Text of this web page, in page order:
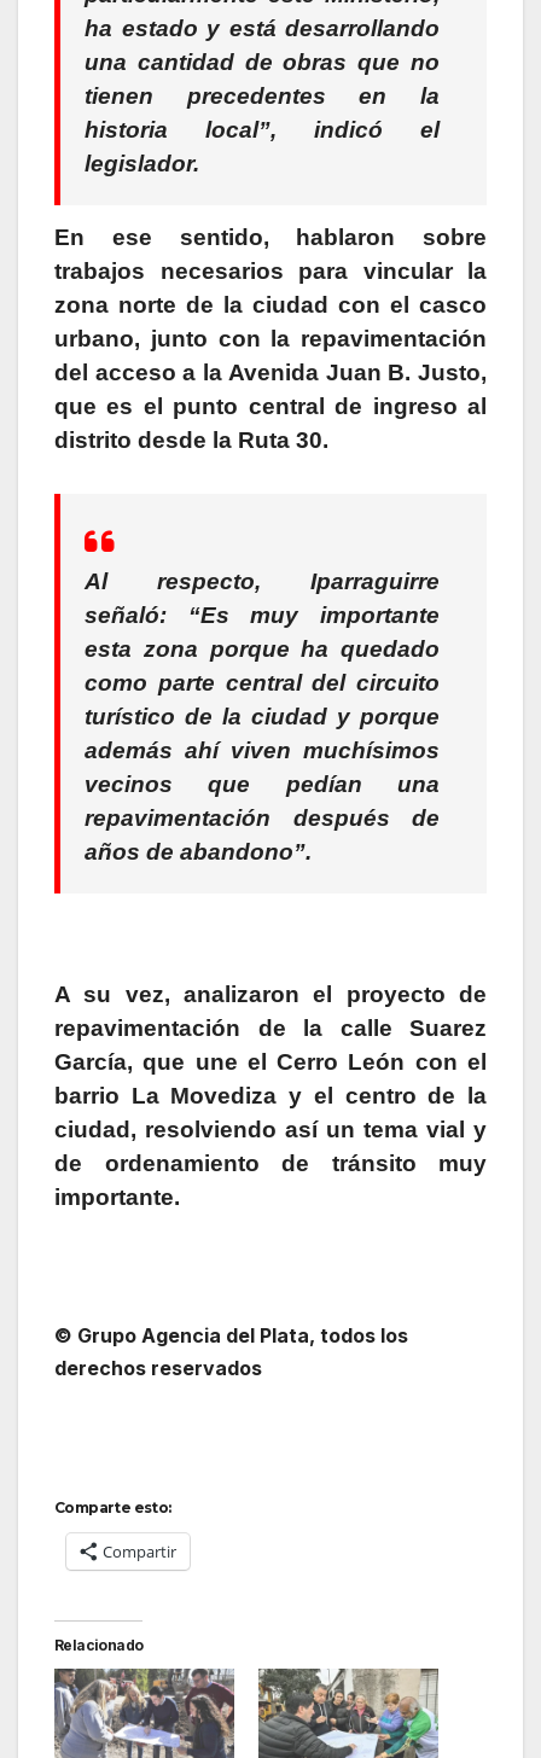
ha estado y está desarrollando
una cantidad de obras que no
tienen precedentes en la
historia local”, indicó el
legislador.
En ese sentido, hablaron sobre
trabajos necesarios para vincular la
zona norte de la ciudad con el casco
urbano, junto con la repavimentación
del acceso a la Avenida Juan B. Justo,
que es el punto central de ingreso al
distrito desde la Ruta 30.
Al respecto, Iparraguirre
señaló: “Es muy importante
esta zona porque ha quedado
como parte central del circuito
turístico de la ciudad y porque
además ahí viven muchísimos
vecinos que pedían una
repavimentación después de
años de abandono”.
A su vez, analizaron el proyecto de
repavimentación de la calle Suarez
García, que une el Cerro León con el
barrio La Movediza y el centro de la
ciudad, resolviendo así un tema vial y
de ordenamiento de tránsito muy
importante.
© Grupo Agencia del Plata, todos los
derechos reservados
Comparte esto:
Compartir
Relacionado